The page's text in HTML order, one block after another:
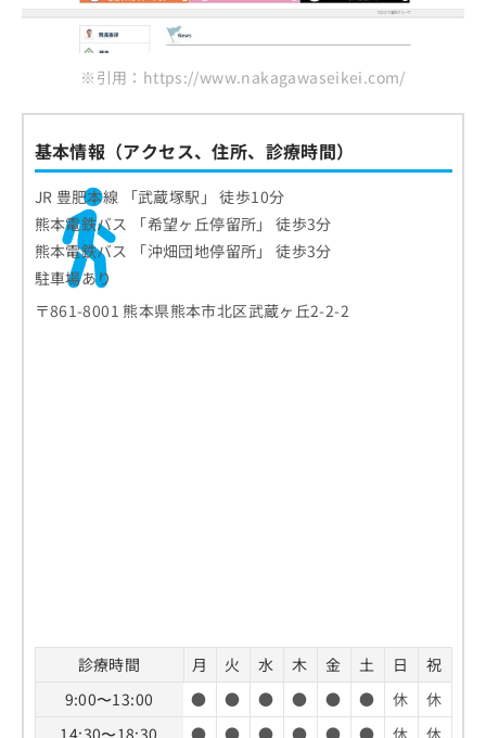
※引用：https://www.nakagawaseikei.com/
基本情報（アクセス、住所、診療時間）
JR 豊肥本線 「武蔵塚駅」 徒歩10分
熊本電鉄バス 「希望ヶ丘停留所」 徒歩3分
熊本電鉄バス 「沖畑団地停留所」 徒歩3分
駐車場あり
〒861-8001 熊本県熊本市北区武蔵ヶ丘2-2-2
診療時間 月 火 水 木 金 土 日
祝
9:00〜13:00
● ● ● ● ● ● 休
休